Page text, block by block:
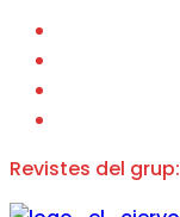
Revistes del grup: